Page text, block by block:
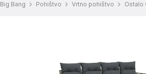
Big Bang Pohištvo Vrtno pohištvo Ostalo